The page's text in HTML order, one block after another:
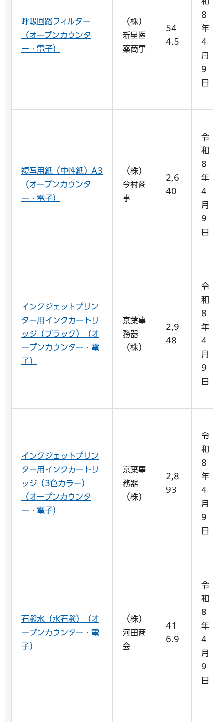
呼吸回路フィルター
（オープンカウンタ
ー・電子）
（株）
新星医
薬商事
54
4.5
8
年
4
月
9
日
複写用紙（中性紙）A3
（オープンカウンタ
ー・電子）
（株）
今村商
事
2,6
40
令
和
8
年
4
月
9
日
インクジェットプリン
ター用インクカートリ
ッジ（ブラック）（オ
ープンカウンター・電
子）
京葉事
務器
（株）
2,9
48
令
和
8
年
4
月
9
日
インクジェットプリン
ター用インクカートリ
ッジ（3色カラー）
（オープンカウンタ
ー・電子）
京葉事
務器
（株）
2,8
93
令
和
8
年
4
月
9
日
石鹸水（水石鹸）（オ
ープンカウンター・電
子）
（株）
河田商
会
41
6.9
令
和
8
年
4
月
9
日